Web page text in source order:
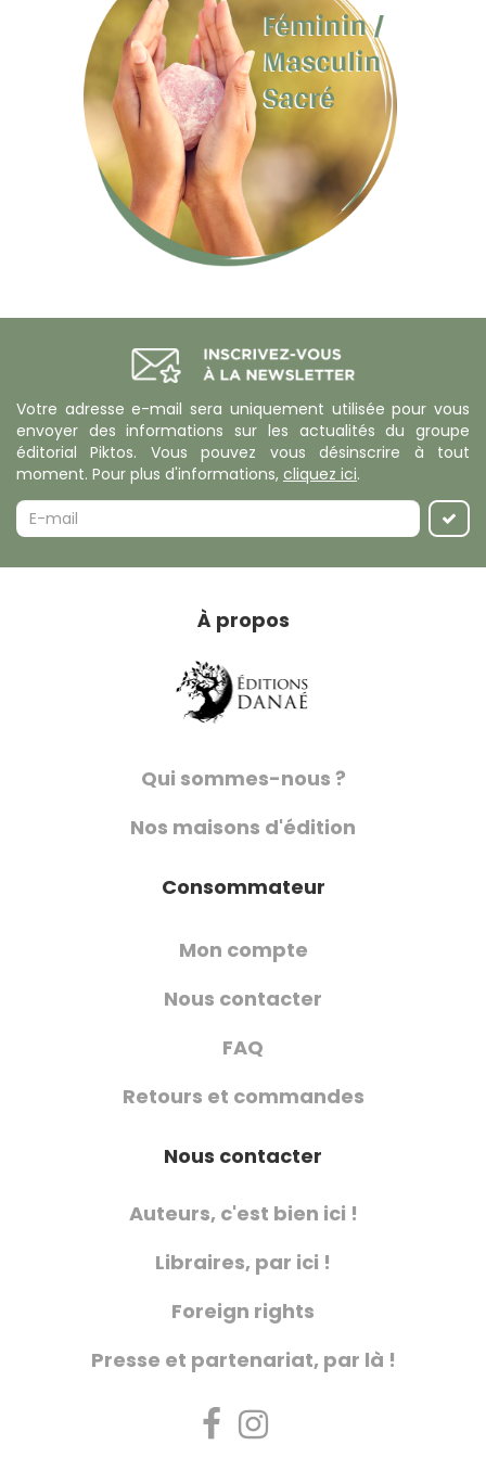
Votre adresse e-mail sera uniquement utilisée pour vous
envoyer des informations sur les actualités du groupe
éditorial Piktos. Vous pouvez vous désinscrire à tout
moment. Pour plus d'informations, cliquez ici.
À propos
Qui sommes-nous ?
Nos maisons d'édition
Consommateur
Mon compte
Nous contacter
FAQ
Retours et commandes
Nous contacter
Auteurs, c'est bien ici !
Libraires, par ici !
Foreign rights
Presse et partenariat, par là !